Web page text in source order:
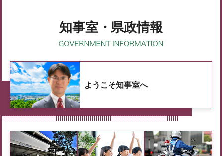
知事室・県政情報
ようこそ知事室へ